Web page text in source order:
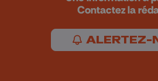
Contactez la
ALERTEZ-